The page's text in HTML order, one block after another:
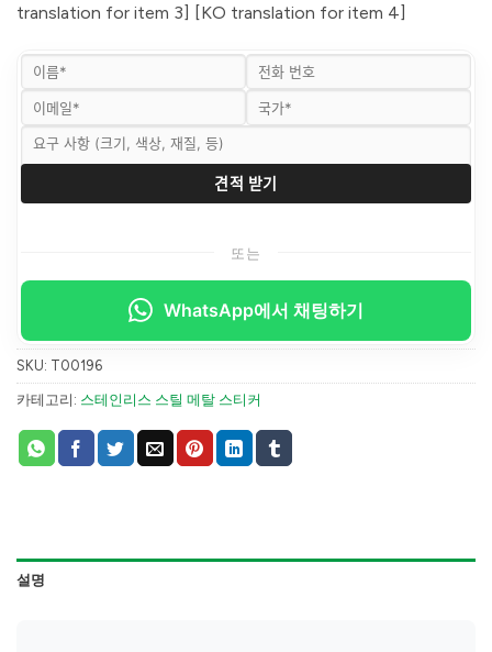
translation for item 3] [KO translation for item 4]
또는
WhatsApp에서 채팅하기
SKU: T00196
카테고리: 스테인리스 스틸 메탈 스티커
설명